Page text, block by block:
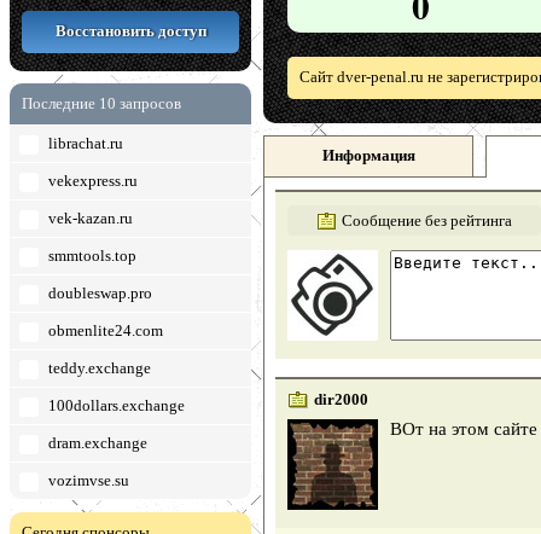
Восстановить доступ
Последние 10 запросов
librachat.ru
vekexpress.ru
vek-kazan.ru
smmtools.top
doubleswap.pro
obmenlite24.com
teddy.exchange
100dollars.exchange
dram.exchange
vozimvse.su
Сайт dver-penal.ru не
Информация
Сообщение без рейтинга
dir2000
ВОт на этом